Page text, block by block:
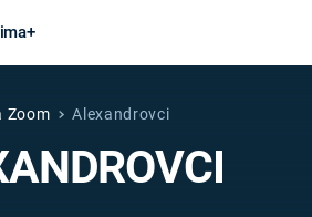
Války
Zoom Alexandrovci